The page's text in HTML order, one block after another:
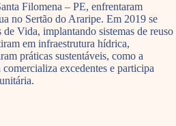
Filomena – PE, enfrentaram
no Sertão do Araripe. Em 2019 se
Vida, implantando sistemas de reuso
em infraestrutura hídrica,
práticas sustentáveis, como a
excedentes e participa